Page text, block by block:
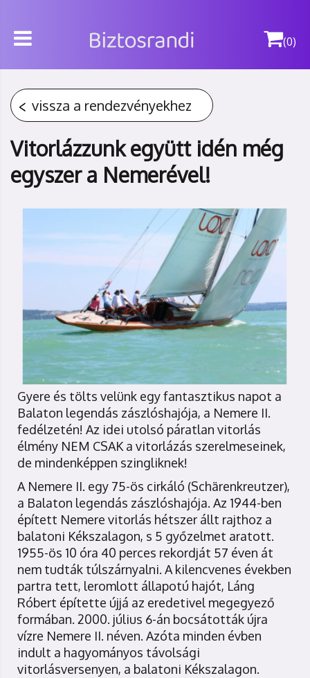
(0)
vissza a rendezvényekhez
Vitorlázzunk együtt idén még
egyszer a Nemerével!
Gyere és tölts velünk egy fantasztikus napot a
Balaton legendás zászlóshajója, a Nemere II.
fedélzetén! Az idei utolsó páratlan vitorlás
élmény NEM CSAK a vitorlázás szerelmeseinek,
de mindenképpen szingliknek!
A Nemere II. egy 75-ös cirkáló (Schärenkreutzer),
a Balaton legendás zászlóshajója. Az 1944-ben
épített Nemere vitorlás hétszer állt rajthoz a
balatoni Kékszalagon, s 5 győzelmet aratott.
1955-ös 10 óra 40 perces rekordját 57 éven át
nem tudták túlszárnyalni. A kilencvenes években
partra tett, leromlott állapotú hajót, Láng
Róbert építette újjá az eredetivel megegyező
formában. 2000. július 6-án bocsátották újra
vízre Nemere II. néven. Azóta minden évben
indult a hagyományos távolsági
vitorlásversenyen, a balatoni Kékszalagon.